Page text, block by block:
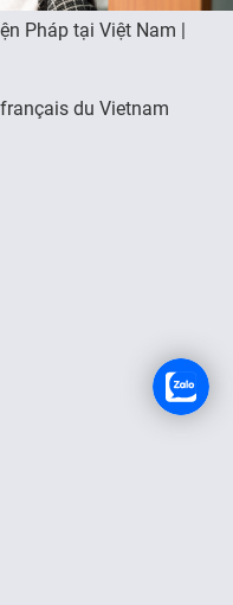
FR
Pháp tại Việt Nam |
du Vietnam